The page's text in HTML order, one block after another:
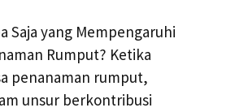
Saja yang Mempengaruhi
Rumput? Ketika
penanaman rumput,
unsur berkontribusi